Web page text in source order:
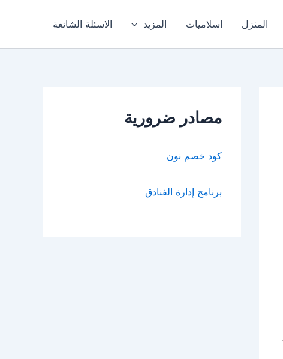
المنزل اسلاميات المزيد الاسئلة الشائعة
مصادر ضرورية
كود خصم نون
برنامج إدارة الفنادق